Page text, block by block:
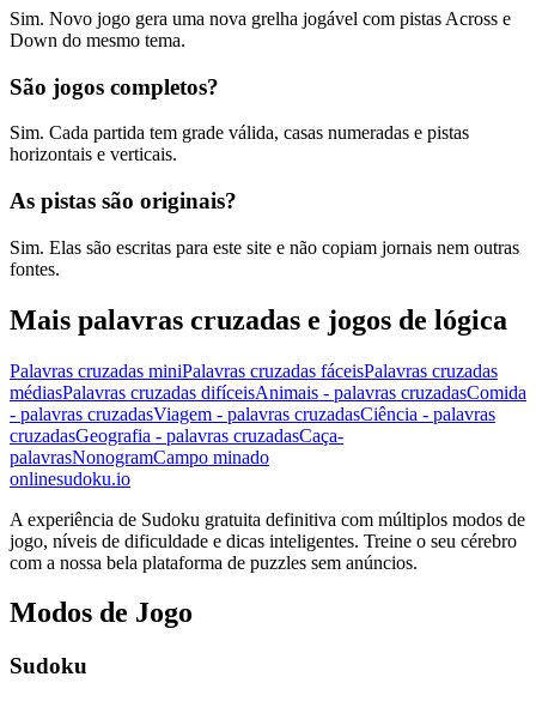
Sim. Novo jogo gera uma nova grelha jogável com pistas Across e
Down do mesmo tema.
São jogos completos?
Sim. Cada partida tem grade válida, casas numeradas e pistas
horizontais e verticais.
As pistas são originais?
Sim. Elas são escritas para este site e não copiam jornais nem outras
fontes.
Mais palavras cruzadas e jogos de lógica
Palavras cruzadas miniPalavras cruzadas fáceisPalavras cruzadas
médiasPalavras cruzadas difíceisAnimais - palavras cruzadasComida
- palavras cruzadasViagem - palavras cruzadasCiência - palavras
cruzadasGeografia - palavras cruzadasCaça-
palavrasNonogramCampo minado
onlinesudoku.io
A experiência de Sudoku gratuita definitiva com múltiplos modos de
jogo, níveis de dificuldade e dicas inteligentes. Treine o seu cérebro
com a nossa bela plataforma de puzzles sem anúncios.
Modos de Jogo
Sudoku